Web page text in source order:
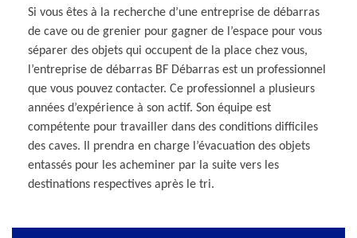
Si vous êtes à la recherche d’une entreprise de débarras
de cave ou de grenier pour gagner de l’espace pour vous
séparer des objets qui occupent de la place chez vous,
l’entreprise de débarras BF Débarras est un professionnel
que vous pouvez contacter. Ce professionnel a plusieurs
années d’expérience à son actif. Son équipe est
compétente pour travailler dans des conditions difficiles
des caves. Il prendra en charge l’évacuation des objets
entassés pour les acheminer par la suite vers les
destinations respectives après le tri.